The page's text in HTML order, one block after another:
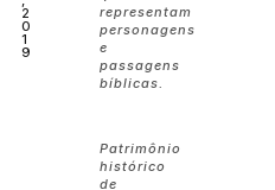
2
0
1
9
representam
personagens
e
passagens
bíblicas.
Patrimônio
histórico
de